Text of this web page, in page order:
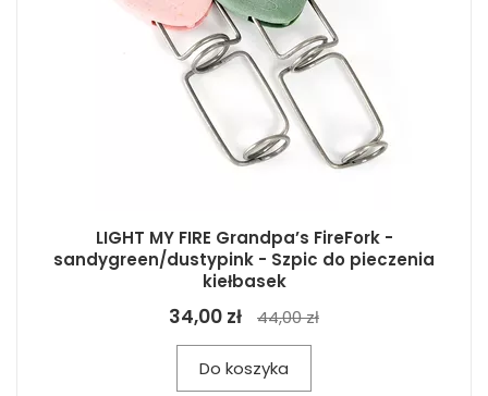
LIGHT MY FIRE Grandpa’s FireFork -
sandygreen/dustypink - Szpic do pieczenia
kiełbasek
34,00 zł 44,00 zł
Do koszyka